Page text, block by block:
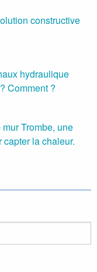
constructive
hydraulique
Comment ?
Trombe, une
la chaleur.